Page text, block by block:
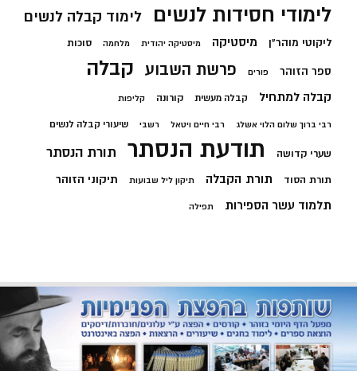
לימודי חסידות לנשים לימוד קבלה לנשים
ליקוטי מוהר"ן מיסטיקה מיסטיקה יהודית מלחמה סוכות
ספר הזוהר פורים פרשת השבוע קבלה
קבלה למתחיל קבלה מעשית קורונה קליפות
רבי ברוך שלום הלוי אשלג רבי חיים ויטאל רשבי שיעורי קבלה לנשים
שערי קדושה תודעת הנסתר תורת הנסתר
תורת הסוד תורת הקבלה תיקון ליל שבועות תיקוני הזוהר
תלמוד עשר הספירות תפילה